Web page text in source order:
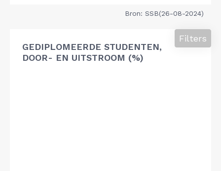
Bron: SSB(26-08-2024)
GEDIPLOMEERDE STUDENTEN,
DOOR- EN UITSTROOM (%)
Filters